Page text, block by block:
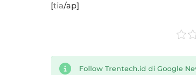
[tia/ap]
Follow Trentech.id di Google